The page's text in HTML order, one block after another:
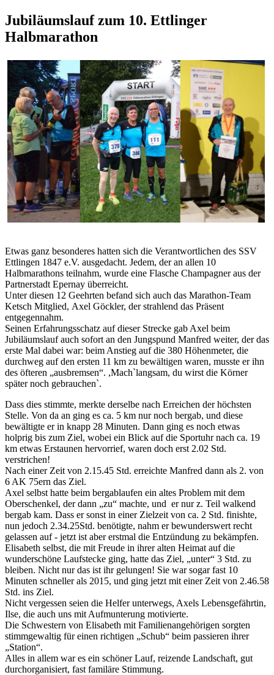
Jubiläumslauf zum 10. Ettlinger
Halbmarathon
Etwas ganz besonderes hatten sich die Verantwortlichen des SSV
Ettlingen 1847 e.V. ausgedacht. Jedem, der an allen 10
Halbmarathons teilnahm, wurde eine Flasche Champagner aus der
Partnerstadt Epernay überreicht.
Unter diesen 12 Geehrten befand sich auch das Marathon-Team
Ketsch Mitglied, Axel Göckler, der strahlend das Präsent
entgegennahm.
Seinen Erfahrungsschatz auf dieser Strecke gab Axel beim
Jubiläumslauf auch sofort an den Jungspund Manfred weiter, der das
erste Mal dabei war: beim Anstieg auf die 380 Höhenmeter, die
durchweg auf den ersten 11 km zu bewältigen waren, musste er ihn
des öfteren „ausbremsen“. ,Mach`langsam, du wirst die Körner
später noch gebrauchen`.
Dass dies stimmte, merkte derselbe nach Erreichen der höchsten
Stelle. Von da an ging es ca. 5 km nur noch bergab, und diese
bewältigte er in knapp 28 Minuten. Dann ging es noch etwas
holprig bis zum Ziel, wobei ein Blick auf die Sportuhr nach ca. 19
km etwas Erstaunen hervorrief, waren doch erst 2.02 Std.
verstrichen!
Nach einer Zeit von 2.15.45 Std. erreichte Manfred dann als 2. von
6 AK 75ern das Ziel.
Axel selbst hatte beim bergablaufen ein altes Problem mit dem
Oberschenkel, der dann „zu“ machte, und er nur z. Teil walkend
bergab kam. Dass er sonst in einer Zielzeit von ca. 2 Std. finishte,
nun jedoch 2.34.25Std. benötigte, nahm er bewunderswert recht
gelassen auf - jetzt ist aber erstmal die Entzündung zu bekämpfen.
Elisabeth selbst, die mit Freude in ihrer alten Heimat auf die
wunderschöne Laufstecke ging, hatte das Ziel, „unter“ 3 Std. zu
bleiben. Nicht nur das ist ihr gelungen! Sie war sogar fast 10
Minuten schneller als 2015, und ging jetzt mit einer Zeit von 2.46.58
Std. ins Ziel.
Nicht vergessen seien die Helfer unterwegs, Axels Lebensgefährtin,
Ilse, die auch uns mit Aufmunterung motivierte.
Die Schwestern von Elisabeth mit Familienangehörigen sorgten
stimmgewaltig für einen richtigen „Schub“ beim passieren ihrer
„Station“.
Alles in allem war es ein schöner Lauf, reizende Landschaft, gut
durchorganisiert, fast familäre Stimmung.